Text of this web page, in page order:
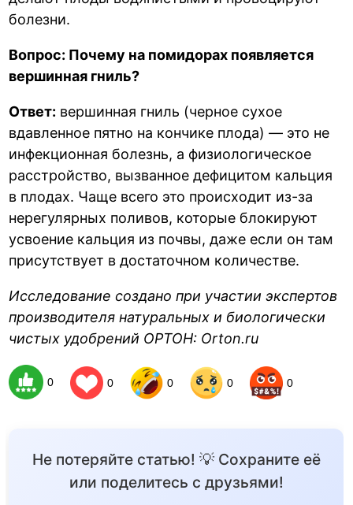
болезни.
Вопрос: Почему на помидорах появляется
вершинная гниль?
Ответ: вершинная гниль (черное сухое
вдавленное пятно на кончике плода) — это не
инфекционная болезнь, а физиологическое
расстройство, вызванное дефицитом кальция
в плодах. Чаще всего это происходит из-за
нерегулярных поливов, которые блокируют
усвоение кальция из почвы, даже если он там
присутствует в достаточном количестве.
Исследование создано при участии экспертов
производителя натуральных и биологически
чистых удобрений ОРТОН: Orton.ru
0 0 0 0 0
Не потеряйте статью! 💡 Сохраните её
или поделитесь с друзьями!